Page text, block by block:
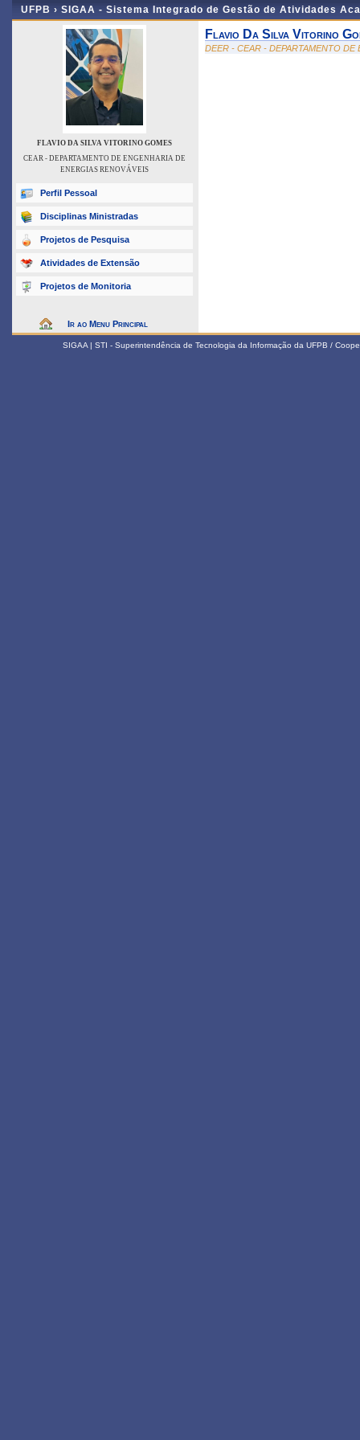
UFPB › SIGAA - Sistema Integrado de Gestão de Atividades
FLAVIO DA SILVA VITORINO GOMES
CEAR - DEPARTAMENTO DE ENGENHARIA DE
ENERGIAS RENOVÁVEIS
Perfil Pessoal
Disciplinas Ministradas
Projetos de Pesquisa
Atividades de Extensão
Projetos de Monitoria
Ir ao Menu Principal
Flavio Da Silva Vitorino
DEER - CEAR - DEPARTAMENTO
SIGAA | STI - Superintendência de Tecnologia da Informação da UFPB /